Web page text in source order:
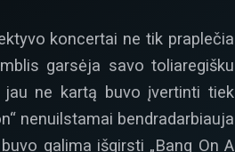
koncertai ne tik praplečia
garsėja savo toliaregišku
ne kartą buvo įvertinti tiek
nenuilstamai bendradarbiauja
galima išgirsti „Bang On A